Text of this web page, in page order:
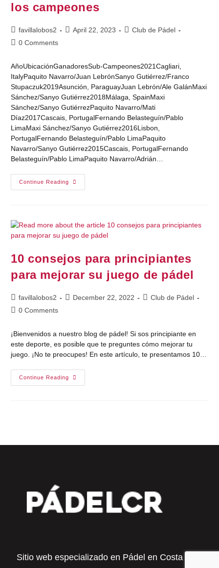
los campeones
favillalobos2 April 22, 2023
Club de Pádel
0 Comments
AñoUbicaciónGanadoresSub-Campeones2021Cagliari,
ItalyPaquito Navarro/Juan LebrónSanyo Gutiérrez/Franco
Stupaczuk2019Asunción, ParaguayJuan Lebrón/Ale GalánMaxi
Sánchez/Sanyo Gutiérrez2018Málaga, SpainMaxi
Sánchez/Sanyo GutiérrezPaquito Navarro/Mati
Díaz2017Cascais, PortugalFernando Belasteguín/Pablo
LimaMaxi Sánchez/Sanyo Gutiérrez2016Lisbon,
PortugalFernando Belasteguín/Pablo LimaPaquito
Navarro/Sanyo Gutiérrez2015Cascais, PortugalFernando
Belasteguín/Pablo LimaPaquito Navarro/Adrián…
Continue Reading
10 consejos para principiantes
para mejorar su juego de pádel
favillalobos2 December 22, 2022
Club de Pádel
0 Comments
¡Bienvenidos a nuestro blog de pádel! Si sos principiante en
este deporte, es posible que te preguntes cómo mejorar tu
juego. ¡No te preocupes! En este artículo, te presentamos 10…
Continue Reading
Sitio web especializado en Pádel en Costa Rica